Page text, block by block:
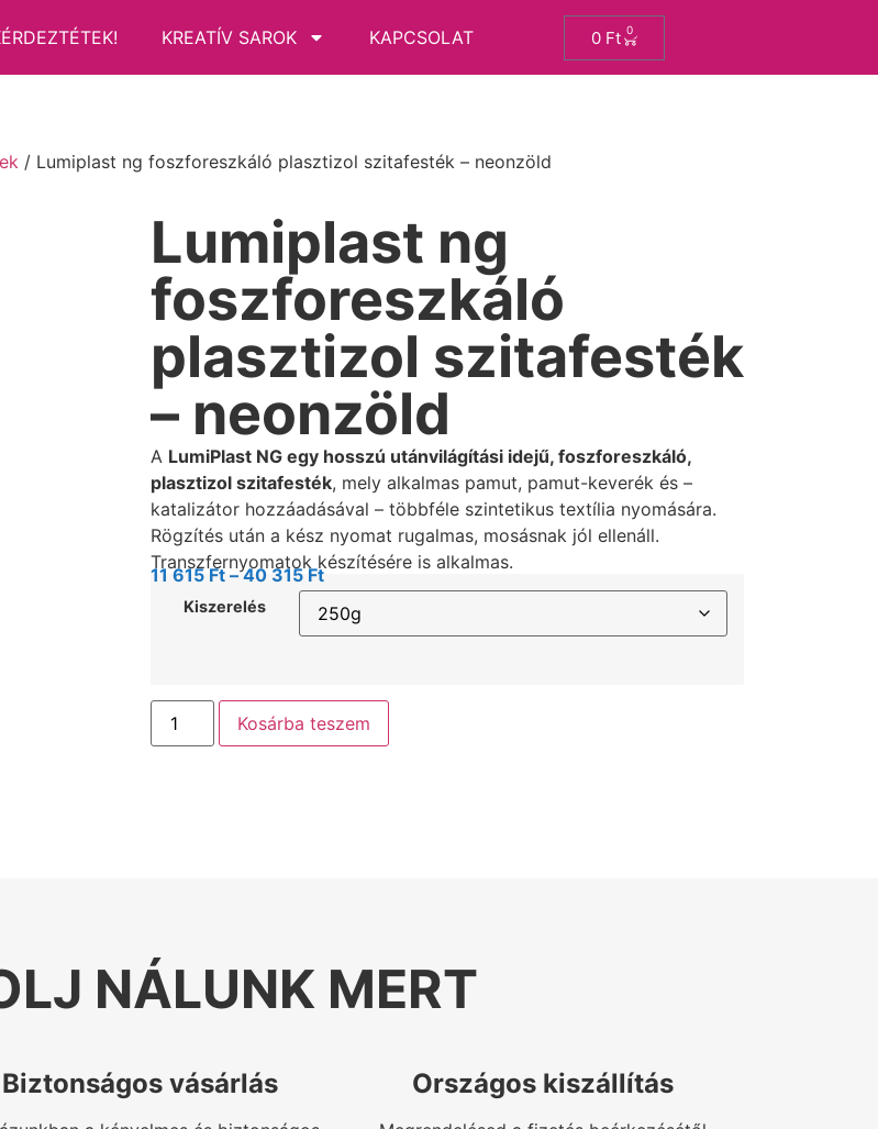
KREATÍV SAROK KAPCSOLAT 0 Ft 0
/ Lumiplast ng foszforeszkáló plasztizol szitafesték – neonzöld
Lumiplast ng
foszforeszkáló
plasztizol szitafesték
– neonzöld
A LumiPlast NG egy hosszú utánvilágítási idejű, foszforeszkáló,
plasztizol szitafesték, mely alkalmas pamut, pamut-keverék és –
katalizátor hozzáadásával – többféle szintetikus textília nyomására.
Rögzítés után a kész nyomat rugalmas, mosásnak jól ellenáll.
Transzfernyomatok készítésére is alkalmas.
11 615Ft – 40 315Ft
Kiszerelés
Kosárba teszem
NÁLUNK MERT
Biztonságos vásárlás Országos kiszállítás